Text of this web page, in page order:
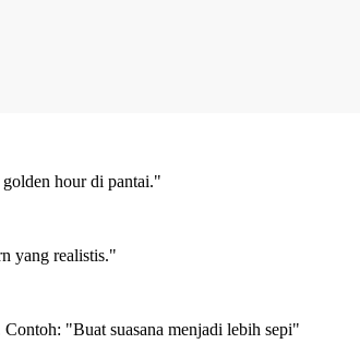
hour di pantai."
yang realistis."
"Buat suasana menjadi lebih sepi"